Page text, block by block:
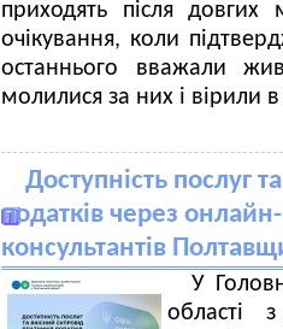
приходять після довгих
очікування, коли
останнього вважали
молилися за них і вірили
Доступність послуг
податків через
консультантів
У
області